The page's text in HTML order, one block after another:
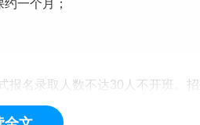
一个月；
报名录取人数不达30人不开班。